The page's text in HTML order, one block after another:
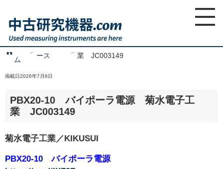
home
ム
新着ニュ
ース
PBX20-10 バイポーラ電源 菊水電子工
業 JC003149
掲載日2026年7月6日
PBX20-10 バイポーラ電源 菊水電子工
業 JC003149
菊水電子工業／KIKUSUI
PBX20-10 バイポーラ電源